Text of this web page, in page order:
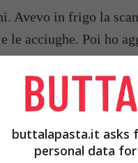
Avevo in frigo la
le acciughe. Poi ho
nere, capperi, o
ricetta light . Non
buttalapasta.it asks
personal data